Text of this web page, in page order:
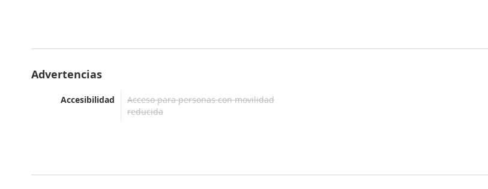
Advertencias
Accesibilidad
Acceso para personas con movilidad
reducida